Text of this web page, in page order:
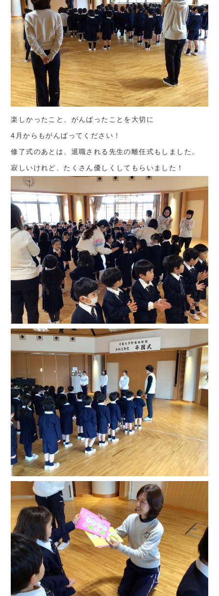
楽しかったこと、がんばったことを大切に
4月からもがんばってください！
修了式のあとは、退職される先生の離任式もしました。
寂しいけれど、たくさん優しくしてもらいました！